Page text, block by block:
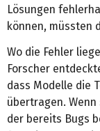
Lösungen
können, müssten
Wo die Fehler
Forscher
dass Modelle die
übertragen.
der bereits Bugs